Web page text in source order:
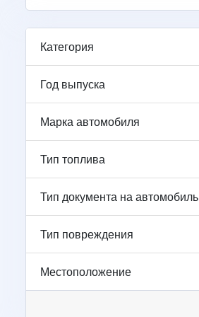
Категория
Год выпуска
Марка автомобиля
Тип топлива
Тип документа на автомобиль
Тип повреждения
Местоположение